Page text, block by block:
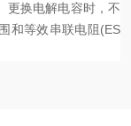
更换电解电容时，不
和等效串联电阻(ES